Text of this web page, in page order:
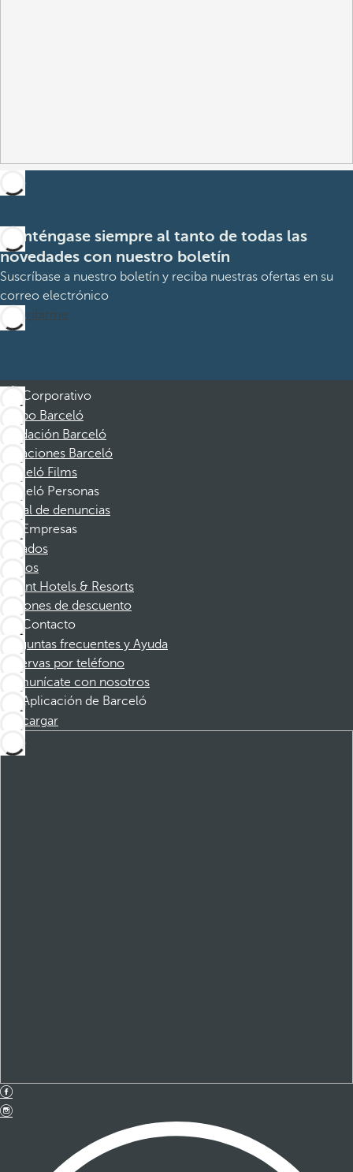
Manténgase siempre al tanto de todas las
novedades con nuestro boletín
Suscríbase a nuestro boletín y reciba nuestras ofertas en su
correo electrónico
Suscribirme
Corporativo
Grupo Barceló
Fundación Barceló
Vacaciones Barceló
Barceló Films
Barceló Personas
Canal de denuncias
Empresas
Afiliados
Socios
Dorint Hotels & Resorts
Cupones de descuento
Contacto
Preguntas frecuentes y Ayuda
Reservas por teléfono
Comunícate con nosotros
Aplicación de Barceló
Descargar